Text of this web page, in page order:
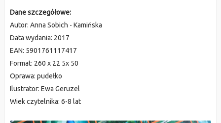
Dane szczegółowe:
Autor: Anna Sobich - Kamińska
Data wydania: 2017
EAN: 5901761117417
Format: 260 x 22 5x 50
Oprawa: pudełko
Ilustrator: Ewa Geruzel
Wiek czytelnika: 6-8 lat